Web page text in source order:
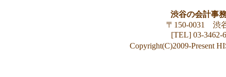
渋谷の会計事
〒150-0031 渋
[TEL] 03-
Copyright(C)2009-Present